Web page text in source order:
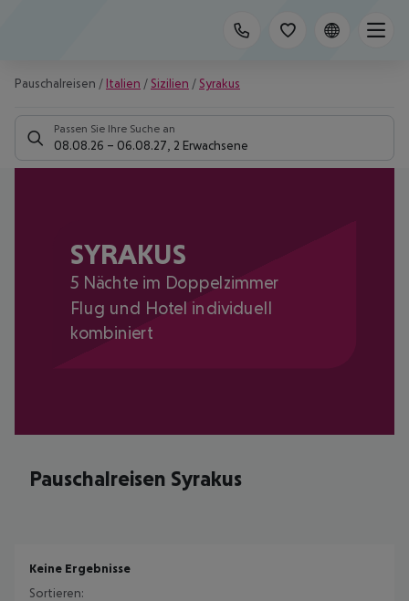
Pauschalreisen / Italien / Sizilien / Syrakus
Passen Sie Ihre Suche an
08.08.26 – 06.08.27 2 Erwachsene
SYRAKUS
5 Nächte im Doppelzimmer
Flug und Hotel individuell
kombiniert
Pauschalreisen Syrakus
Keine Ergebnisse
Sortieren: